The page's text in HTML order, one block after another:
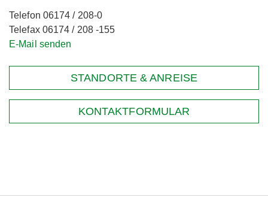
Telefon 06174 / 208-0
Telefax 06174 / 208 -155
E-Mail senden
STANDORTE & ANREISE
KONTAKTFORMULAR